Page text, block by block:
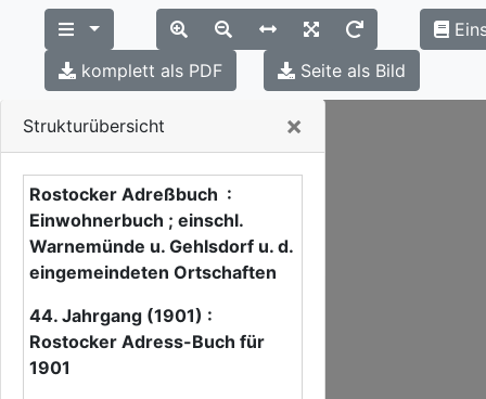
Strukturübersicht ×
Rostocker Adreßbuch :
Einwohnerbuch ; einschl.
Warnemünde u. Gehlsdorf u. d.
eingemeindeten Ortschaften
44. Jahrgang (1901) :
Rostocker Adress-Buch für
1901
komplett als PDF
Seite als Bild